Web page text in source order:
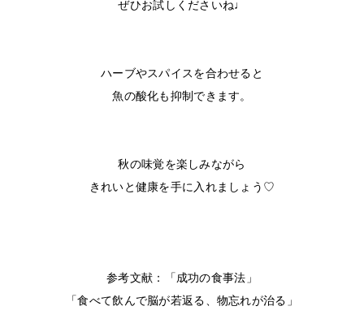
ぜひお試しくださいね♩
ハーブやスパイスを合わせると
魚の酸化も抑制できます。
秋の味覚を楽しみながら
きれいと健康を手に入れましょう♡
参考文献：「成功の食事法」
「食べて飲んで脳が若返る、物忘れが治る」